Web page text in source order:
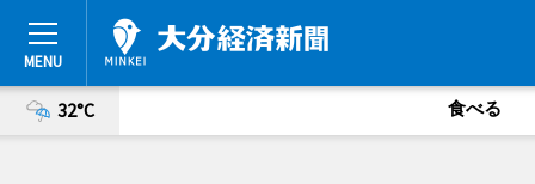
32°C 食べる